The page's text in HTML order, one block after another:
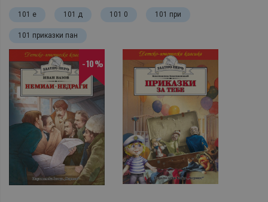
101 е 101 д 101 0 101 при
101 приказки пан
-10%